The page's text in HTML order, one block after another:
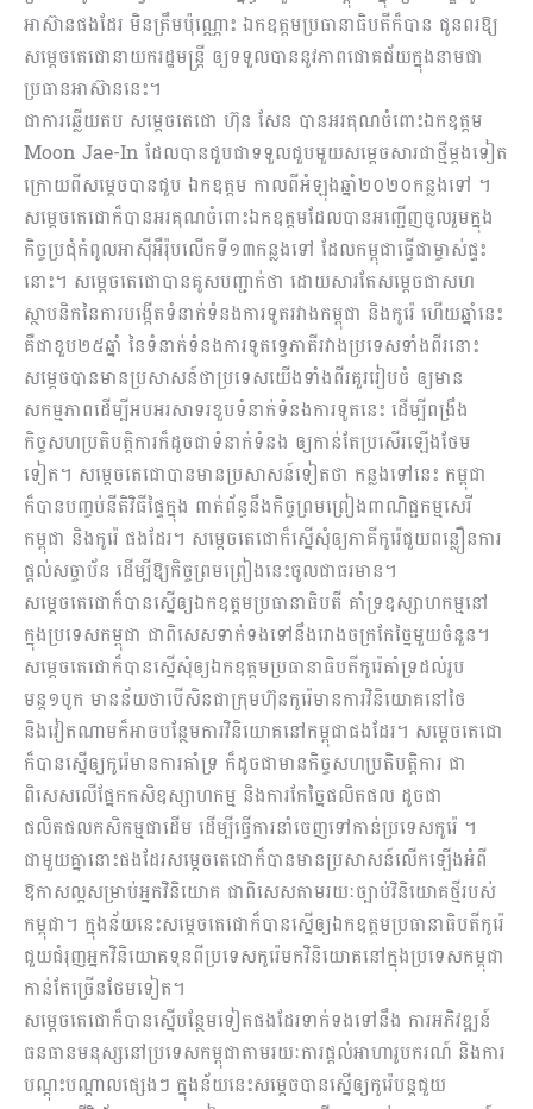
អាស៊ានផងដែរ មិនត្រឹមប៉ុណ្ណោះ ឯកឧត្តមប្រធានាធិបតីក៏បាន ជូនពរឱ្យ
សម្ដេចតេជោនាយករដ្ឋមន្ត្រី ឲ្យទទួលបាននូវភាពជោគជ័យក្នុងនាមជា
ប្រធានអាស៊ាននេះ។
ជាការឆ្លើយតប សម្ដេចតេជោ ហ៊ុន សែន បានអរគុណចំពោះឯកឧត្តម
Moon Jae-In ដែលបានជួបជាទទួលជួបមួយសម្ដេចសារជាថ្មីម្ដងទៀត
ក្រោយពីសម្ដេចបានជួប ឯកឧត្តម កាលពីអំឡុងឆ្នាំ២០២០កន្លងទៅ ។
សម្ដេចតេជោក៏បានអរគុណចំពោះឯកឧត្តមដែលបានអញ្ជើញចូលរួមក្នុង
កិច្ចប្រជុំកំពូលអាស៊ីអឺរ៉ុបលើកទី១៣កន្លងទៅ ដែលកម្ពុជាធ្វើជាម្ចាស់ផ្ទះ
នោះ។ សម្ដេចតេជោបានគូសបញ្ជាក់ថា ដោយសារតែសម្ដេចជាសហ
ស្ថាបនិកនៃការបង្កើតទំនាក់ទំនងការទូតរវាងកម្ពុជា និងកូរ៉េ ហើយឆ្នាំនេះ
គឺជាខួប២៥ឆ្នាំ នៃទំនាក់ទំនងការទូតទ្វេភាគីរវាងប្រទេសទាំងពីរនោះ
សម្ដេចបានមានប្រសាសន៍ថាប្រទេសយើងទាំងពីរគួររៀបចំ ឲ្យមាន
សកម្មភាពដើម្បីអបអរសាទរខួបទំនាក់ទំនងការទូតនេះ ដើម្បីពង្រឹង
កិច្ចសហប្រតិបត្តិការក៏ដូចជាទំនាក់ទំនង ឲ្យកាន់តែប្រសើរឡើងថែម
ទៀត។ សម្ដេចតេជោបានមានប្រសាសន៍ទៀតថា កន្លងទៅនេះ កម្ពុជា
ក៏បានបញ្ចប់នីតិវិធីផ្ទៃក្នុង ពាក់ព័ន្ធនឹងកិច្ចព្រមព្រៀងពាណិជ្ជកម្មសេរី
កម្ពុជា និងកូរ៉េ ផងដែរ។ សម្ដេចតេជោក៏ស្នើសុំឲ្យភាគីកូរ៉េជួយពន្លឿនការ
ផ្ដល់សច្ចាប័ន ដើម្បីឱ្យកិច្ចព្រមព្រៀងនេះចូលជាធរមាន។
សម្ដេចតេជោក៏បានស្នើឲ្យឯកឧត្តមប្រធានាធិបតី គាំទ្រឧស្សាហកម្មនៅ
ក្នុងប្រទេសកម្ពុជា ជាពិសេសទាក់ទងទៅនឹងរោងចក្រកែច្នៃមួយចំនួន។
សម្ដេចតេជោក៏បានស្នើសុំឲ្យឯកឧត្តមប្រធានាធិបតីកូរ៉េគាំទ្រដល់រូប
មន្ត១បូក មានន័យថាបើសិនជាក្រុមហ៊ុនកូរ៉េមានការវិនិយោគនៅថៃ
និងវៀតណាមក៏អាចបន្ថែមការវិនិយោគនៅកម្ពុជាផងដែរ។ សម្ដេចតេជោ
ក៏បានស្នើឲ្យកូរ៉េមានការគាំទ្រ ក៏ដូចជាមានកិច្ចសហប្រតិបត្តិការ ជា
ពិសេសលើផ្នែកកសិឧស្សាហកម្ម និងការកែច្នៃផលិតផល ដូចជា
ផលិតផលកសិកម្មជាដើម ដើម្បីធ្វើការនាំចេញទៅកាន់ប្រទេសកូរ៉េ ។
ជាមួយគ្នានោះផងដែរសម្តេចតេជោក៏បានមានប្រសាសន៍លើកឡើងអំពី
ឱកាសល្អសម្រាប់អ្នកវិនិយោគ ជាពិសេសតាមរយៈច្បាប់វិនិយោគថ្មីរបស់
កម្ពុជា។ ក្នុងន័យនេះសម្តេចតេជោក៏បានស្នើឲ្យឯកឧត្តមប្រធានាធិបតីកូរ៉េ
ជួយជំរុញអ្នកវិនិយោគទុនពីប្រទេសកូរ៉េមកវិនិយោគនៅក្នុងប្រទេសកម្ពុជា
កាន់តែច្រើនថែមទៀត។
សម្ដេចតេជោក៏បានស្នើបន្ថែមទៀតផងដែរទាក់ទងទៅនឹង ការអភិវឌ្ឍន៍
ធនធានមនុស្សនៅប្រទេសកម្ពុជាតាមរយៈការផ្ដល់អាហារូបករណ៍ និងការ
បណ្ដុះបណ្ដាលផ្សេងៗ ក្នុងន័យនេះសម្ដេចបានស្នើឲ្យកូរ៉េបន្តជួយ